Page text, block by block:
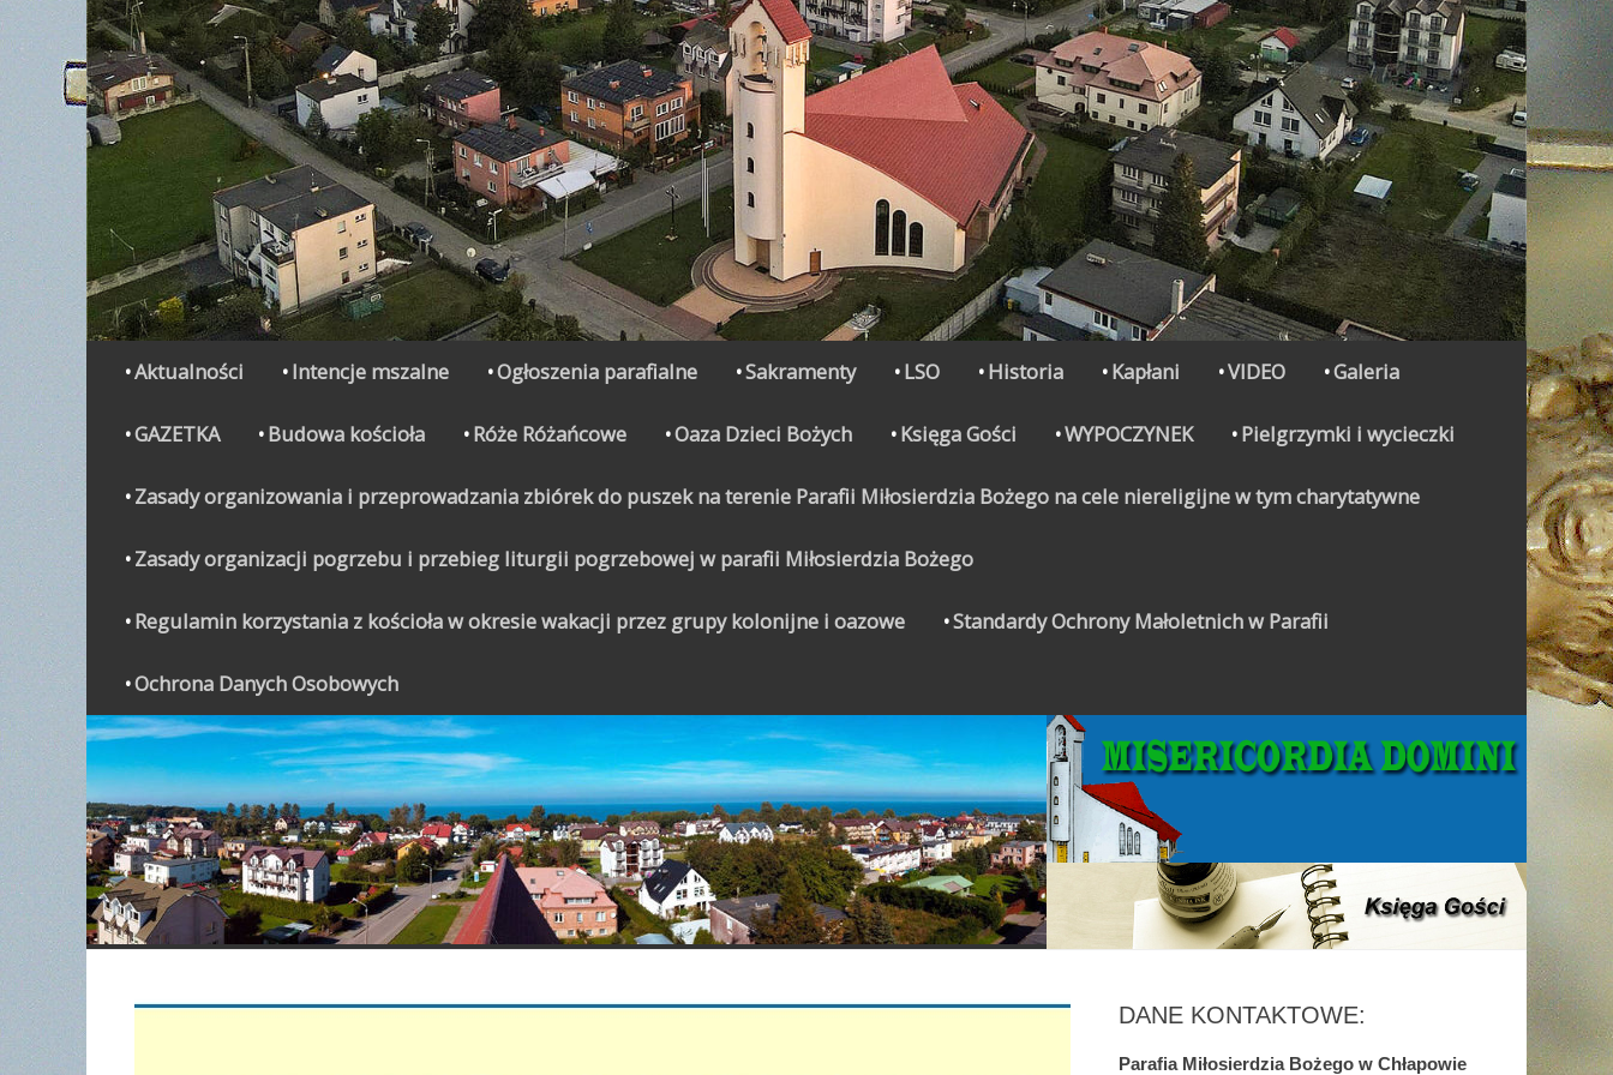
Secondary Menu
Aktualności Intencje mszalne Ogłoszenia parafialne Sakramenty LSO Historia Kapłani VIDEO Galeria
GAZETKA Budowa kościoła Róże Różańcowe Oaza Dzieci Bożych Księga Gości WYPOCZYNEK Pielgrzymki i wycieczki
Zasady organizowania i przeprowadzania zbiórek do puszek na terenie Parafii Miłosierdzia Bożego na cele niereligijne w tym charytatywne
Zasady organizacji pogrzebu i przebieg liturgii pogrzebowej w parafii Miłosierdzia Bożego
Regulamin korzystania z kościoła w okresie wakacji przez grupy kolonijne i oazowe Standardy Ochrony Małoletnich w Parafii
Ochrona Danych Osobowych
WYPOCZYNEK
Gazetka Parafialna
DANE KONTAKTOWE:
Parafia Miłosierdzia Bożego w Chłapowie